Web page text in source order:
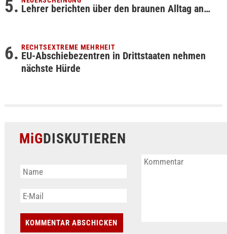
Lehrer berichten über den braunen Alltag an…
RECHTSEXTREME MEHRHEIT
EU-Abschiebezentren in Drittstaaten nehmen
nächste Hürde
MiGDISKUTIEREN